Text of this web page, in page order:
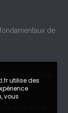
de
dans votre
utilise des
vous